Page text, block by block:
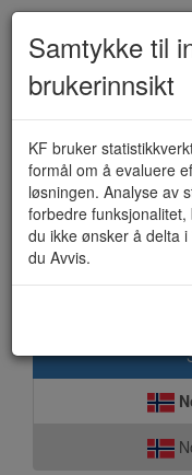
Samtykke til
brukerinnsikt
KF bruker
formål om å evaluere
løsningen. Analyse av
forbedre
du ikke ønsker å delta
du Avvis.